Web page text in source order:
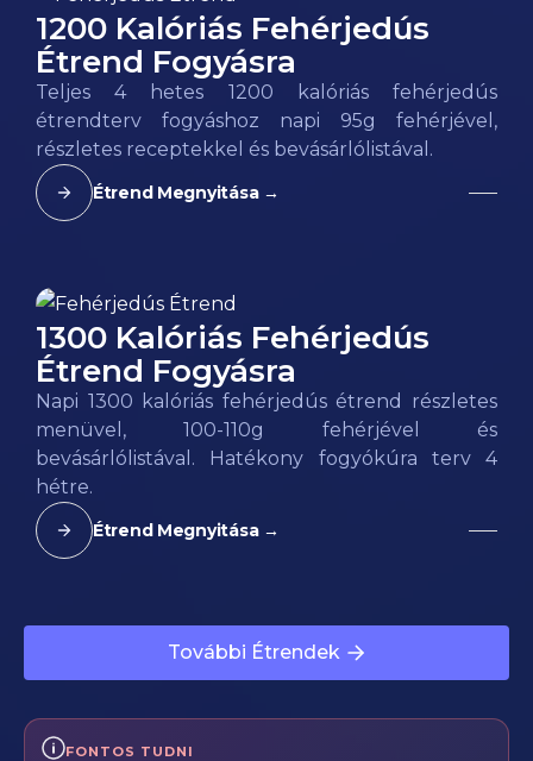
1200 Kalóriás Fehérjedús
Étrend Fogyásra
Teljes 4 hetes 1200 kalóriás fehérjedús
étrendterv fogyáshoz napi 95g fehérjével,
részletes receptekkel és bevásárlólistával.
Étrend Megnyitása →
1300 Kalóriás Fehérjedús
Étrend Fogyásra
Napi 1300 kalóriás fehérjedús étrend részletes
menüvel, 100-110g fehérjével és
bevásárlólistával. Hatékony fogyókúra terv 4
hétre.
Étrend Megnyitása →
További Étrendek
FONTOS TUDNI